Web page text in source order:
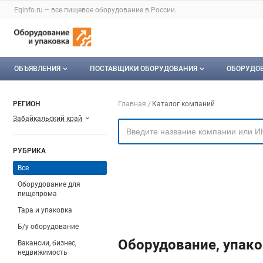
Раздел навигации по сайту eqinfo.ru
Eqinfo.ru – все пищевое оборудование в России.
Авторизация и меню пользователя
Навигация по разделам сайта eqinfo.ru
ОБЪЯВЛЕНИЯ
Мои объявления
ПОСТАВЩИКИ ОБОРУДОВАНИЯ
Каталог компаний
Моя компания
Мое
РЕГИОН
Забайкальский край
РУБРИКА
Все
Оборудование для
пищепрома
Тара и упаковка
Б/у оборудование
Вакансии, бизнес,
недвижимость
Навигация по
Главная Каталог компаний
Оборудование,